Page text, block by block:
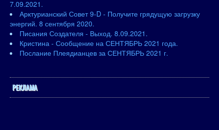
7.09.2021.
Арктурианский Совет 9-D - Получите грядущую загрузку
энергий. 8 сентября 2020.
Писания Создателя - Выход. 8.09.2021.
Кристина - Сообщение на СЕНТЯБРЬ 2021 года.
Послание Плеядианцев за СЕНТЯБРЬ 2021 г.
РЕКЛАМА